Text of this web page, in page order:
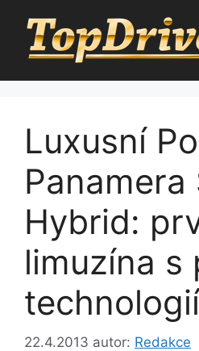
obsah
Luxusní
Panamera
Hybrid:
limuzína s
technologií
22.4.2013 autor: Redakce